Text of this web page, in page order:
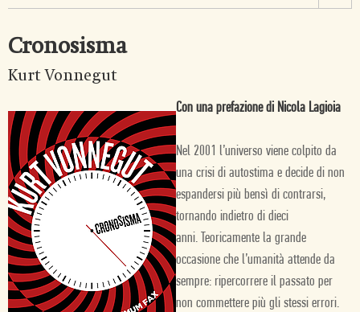
Cronosisma
Kurt Vonnegut
Con una prefazione di Nicola Lagioia
Nel 2001 l’universo viene colpito da
una crisi di autostima e decide di non
espandersi più bensì di contrarsi,
tornando indietro di dieci
anni. Teoricamente la grande
occasione che l’umanità attende da
sempre: ripercorrere il passato per
non commettere più gli stessi errori.